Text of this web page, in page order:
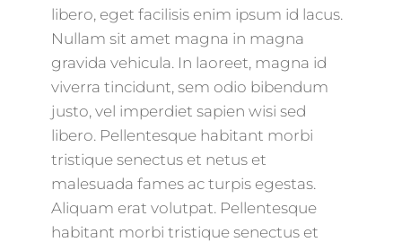
libero, eget facilisis enim ipsum id lacus.
Nullam sit amet magna in magna
gravida vehicula. In laoreet, magna id
viverra tincidunt, sem odio bibendum
justo, vel imperdiet sapien wisi sed
libero. Pellentesque habitant morbi
tristique senectus et netus et
malesuada fames ac turpis egestas.
Aliquam erat volutpat. Pellentesque
habitant morbi tristique senectus et